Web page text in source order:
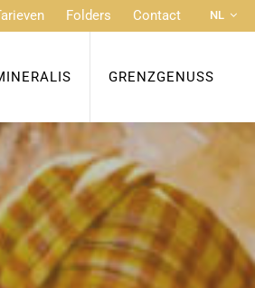
Folders Contact
NL
GRENZGENUSS